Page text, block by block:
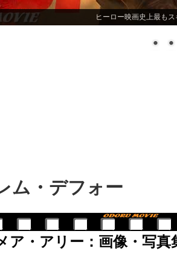
ヒーロー映画史上最も
ム・デフォー
ア・アリー：画像・写真